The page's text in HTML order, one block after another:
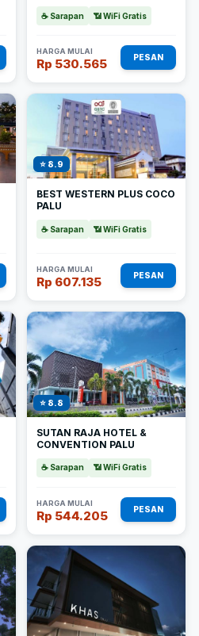
☕ Sarapan 📶 WiFi Gratis
HARGA MULAI
Rp 530.565 PESAN
⭐ 8.9
BEST WESTERN PLUS COCO
PALU
☕ Sarapan 📶 WiFi Gratis
HARGA MULAI
Rp 607.135 PESAN
⭐ 8.8
SUTAN RAJA HOTEL &
CONVENTION PALU
☕ Sarapan 📶 WiFi Gratis
HARGA MULAI
Rp 544.205 PESAN